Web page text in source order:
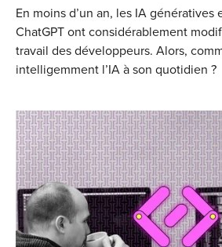
En moins d’un an, les IA génératives
ChatGPT ont considérablement
travail des développeurs. Alors,
intelligemment l’IA à son quotidien ?